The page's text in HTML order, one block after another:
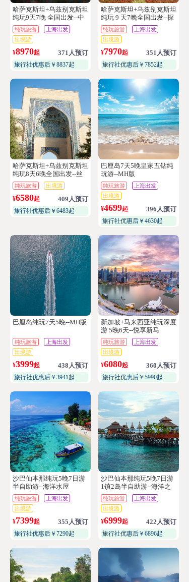
哈萨克斯坦+乌兹别克斯坦
纯玩9天7晚 全国出发--中
亚2国
纯玩旅游
上海出发
出境游
¥8970起 371人预订
旅行社优惠后￥8837起
哈萨克斯坦+乌兹别克斯坦
纯玩 9 天7晚全国出发--探
秘双国
纯玩旅游
上海出发
出境游
¥7970起 351人预订
旅行社优惠后￥7852起
哈萨克斯坦+乌兹别克斯坦
纯玩8天6晚全国出发--丝
路有约
纯玩旅游 出境游
¥6580起 409人预订
旅行社优惠后￥6483起
巴厘岛7天5晚皇家五钻纯
玩游--MH版
纯玩旅游
上海出发
出境游
¥4699起 396人预订
旅行社优惠后￥4630起
巴厘岛纯玩7天5晚--MH版
纯玩旅游
上海出发
出境游
¥3999起 438人预订
旅行社优惠后￥3941起
新加坡+马来西亚纯玩深度
游 5晚6天--悦享新马
纯玩旅游
上海出发
出境游
¥6080起 360人预订
旅行社优惠后￥5990起
沙巴仙本那纯玩5晚7日游
半自助游--海洋水屋
纯玩旅游
上海出发
出境游
¥7399起 355人预订
旅行社优惠后￥7290起
沙巴仙本那纯玩5晚7日游
1镇2岛半自助游--海洋之
心
纯玩旅游
上海出发
出境游
¥6999起 422人预订
旅行社优惠后￥6896起